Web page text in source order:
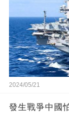
2024/05/21
發生戰爭中國